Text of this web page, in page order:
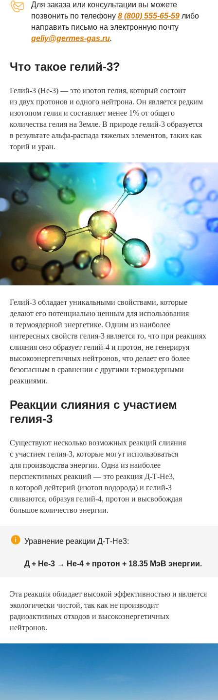
Для заказа или консультации вы можете
позвонить по телефону 8 (800) 555-65-59 либо
направить письмо на электронную почту
geliy@germes-gas.ru.
Что такое гелий-3?
Гелий-3 (He-3) — это изотоп гелия, который состоит
из двух протонов и одного нейтрона. Он является редким
изотопом гелия и составляет менее 1% от общего
количества гелия на Земле. В природе гелий-3 образуется
в результате альфа-распада тяжелых элементов, таких как
торий и уран.
Гелий-3 обладает уникальными свойствами, которые
делают его потенциально ценным для использования
в термоядерной энергетике. Одним из наиболее
интересных свойств гелия-3 является то, что при реакциях
слияния оно образует гелий-4 и протон, не генерируя
высокоэнергетичных нейтронов, что делает его более
безопасным в сравнении с другими термоядерными
реакциями.
Реакции слияния с участием
гелия-3
Существуют несколько возможных реакций слияния
с участием гелия-3, которые могут использоваться
для производства энергии. Одна из наиболее
перспективных реакций — это реакция Д-Т-He3,
в которой дейтерий (изотоп водорода) и гелий-3
сливаются, образуя гелий-4, протон и высвобождая
большое количество энергии.
Уравнение реакции Д-Т-He3:
Д + He-3 → He-4 + протон + 18.35 МэВ энергии.
Эта реакция обладает высокой эффективностью и является
экологически чистой, так как не производит
радиоактивных отходов и высокоэнергетичных
нейтронов.